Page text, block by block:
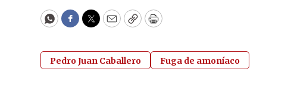
WhatsApp
Facebook
Twitter
EmailCopyPrint
Pedro Juan Caballero Fuga de amoníaco